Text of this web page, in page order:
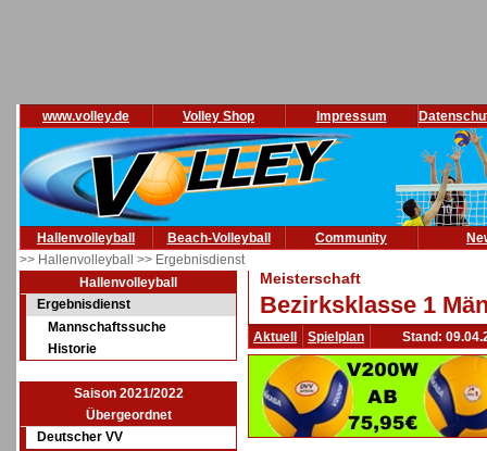
www.volley.de Volley Shop Impressum
Hallenvolleyball Beach-Volleyball Community
>> Hallenvolleyball >> Ergebnisdienst
Hallenvolleyball
Ergebnisdienst
Mannschaftssuche
Historie
Saison 2021/2022
Übergeordnet
Deutscher VV
Meisterschaft
Bezirksklasse 1
Aktuell Spielplan Stand: